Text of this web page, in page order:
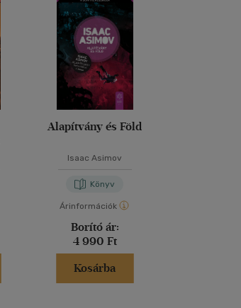
Alapítvány és Föld
Isaac Asimov
Könyv
Árinformációk
Borító ár:
4 990 Ft
Kosárba